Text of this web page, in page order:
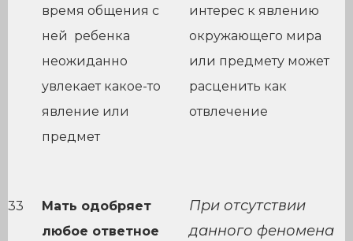
время общения с
ней ребенка
неожиданно
увлекает какое-то
явление или
предмет
интерес к явлению
окружающего мира
или предмету может
расценить как
отвлечение
33
Мать одобряет
любое ответное
При отсутствии
данного феномена